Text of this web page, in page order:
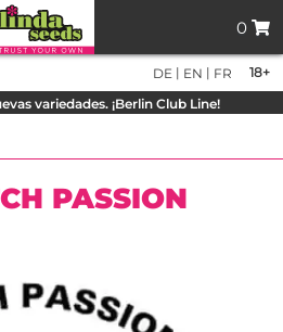
0
18+
DE | EN | FR
variedades. ¡Berlin Club Line!
PASSION